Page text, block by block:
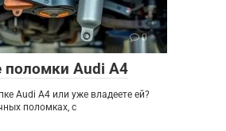
0
Audi A4
Audi A4 или уже владеете ей?
поломках, с